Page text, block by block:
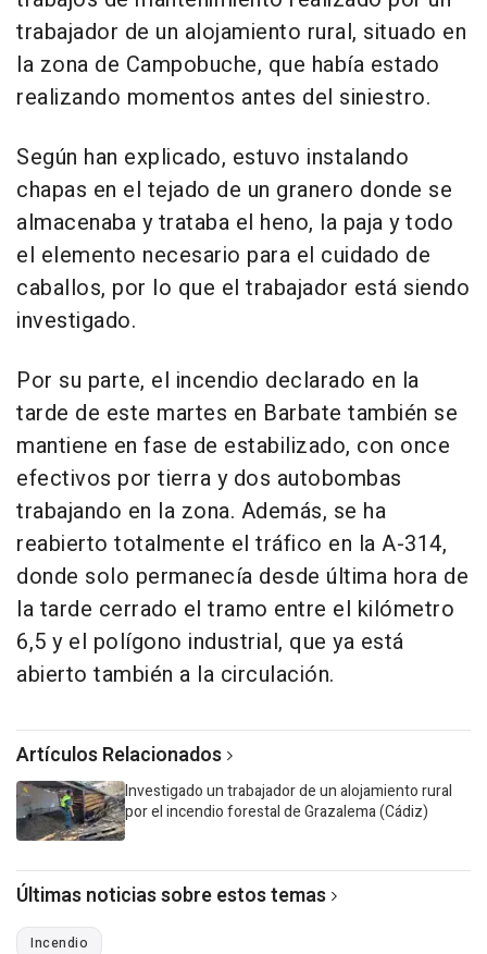
trabajador de un alojamiento rural, situado en
la zona de Campobuche, que había estado
realizando momentos antes del siniestro.
Según han explicado, estuvo instalando
chapas en el tejado de un granero donde se
almacenaba y trataba el heno, la paja y todo
el elemento necesario para el cuidado de
caballos, por lo que el trabajador está siendo
investigado.
Por su parte, el incendio declarado en la
tarde de este martes en Barbate también se
mantiene en fase de estabilizado, con once
efectivos por tierra y dos autobombas
trabajando en la zona. Además, se ha
reabierto totalmente el tráfico en la A-314,
donde solo permanecía desde última hora de
la tarde cerrado el tramo entre el kilómetro
6,5 y el polígono industrial, que ya está
abierto también a la circulación.
Artículos Relacionados
Investigado un trabajador de un alojamiento rural
por el incendio forestal de Grazalema (Cádiz)
Últimas noticias sobre estos temas
Incendio